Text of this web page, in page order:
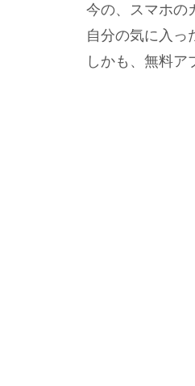
今の、スマホの
自分の気に入っ
しかも、無料ア